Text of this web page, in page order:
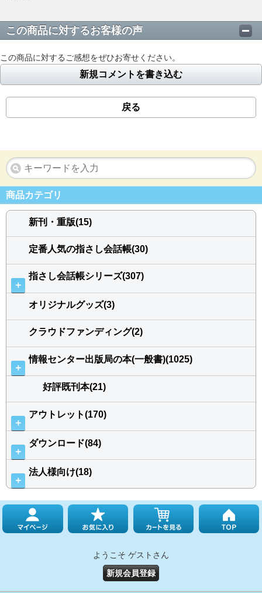
この商品に対するお客様の声
この商品に対するご感想をぜひお寄せください。
新規コメントを書き込む
戻る
商品カテゴリ
新刊・重版(15)
定番人気の指さし会話帳(30)
＋
指さし会話帳シリーズ(307)
オリジナルグッズ(3)
クラウドファンディング(2)
＋
情報センター出版局の本(一般書)(1025)
好評既刊本(21)
＋
アウトレット(170)
＋
ダウンロード(84)
＋
法人様向け(18)
ようこそ ゲストさん
新規会員登録